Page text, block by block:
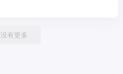
没有更多